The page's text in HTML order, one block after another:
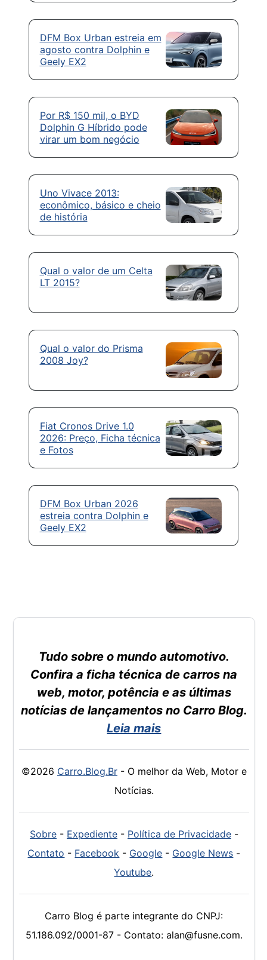
DFM Box Urban estreia em
agosto contra Dolphin e
Geely EX2
Por R$ 150 mil, o BYD
Dolphin G Híbrido pode
virar um bom negócio
Uno Vivace 2013:
econômico, básico e cheio
de história
Qual o valor de um Celta
LT 2015?
Qual o valor do Prisma
2008 Joy?
Fiat Cronos Drive 1.0
2026: Preço, Ficha técnica
e Fotos
DFM Box Urban 2026
estreia contra Dolphin e
Geely EX2
Tudo sobre o mundo automotivo.
Confira a ficha técnica de carros na
web, motor, potência e as últimas
notícias de lançamentos no Carro Blog.
Leia mais
©2026 Carro.Blog.Br- O melhor da Web, Motor e
Notícias.
Sobre- Expediente- Política de Privacidade-
Contato - Facebook - Google - Google News -
Youtube.
Carro Blog é parte integrante do CNPJ:
51.186.092/0001-87 - Contato: alan@fusne.com.